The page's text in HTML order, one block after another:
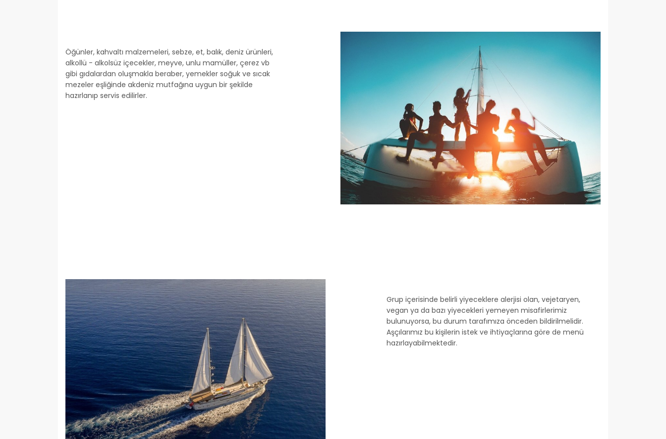
Öğünler, kahvaltı malzemeleri, sebze, et, balık, deniz ürünleri,
alkollü - alkolsüz içecekler, meyve, unlu mamüller, çerez vb
gibi gıdalardan oluşmakla beraber, yemekler soğuk ve sıcak
mezeler eşliğinde akdeniz mutfağına uygun bir şekilde
hazırlanıp servis edilirler.
Grup içerisinde belirli yiyeceklere alerjisi olan, vejetaryen,
vegan ya da bazı yiyecekleri yemeyen misafirlerimiz
bulunuyorsa, bu durum tarafımıza önceden bildirilmelidir.
Aşçılarımız bu kişilerin istek ve ihtiyaçlarına göre de menü
hazırlayabilmektedir.